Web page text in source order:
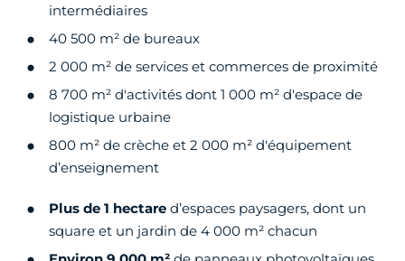
intermédiaires
40 500 m² de bureaux
2 000 m² de services et commerces de proximité
8 700 m² d'activités dont 1 000 m² d'espace de
logistique urbaine
800 m² de crèche et 2 000 m² d'équipement
d’enseignement
Plus de 1 hectare d’espaces paysagers, dont un
square et un jardin de 4 000 m² chacun